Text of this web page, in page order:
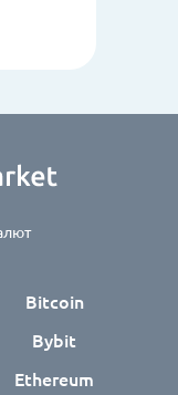
Bitcoin
Bybit
Ethereum